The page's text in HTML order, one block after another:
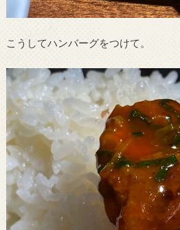
こうしてハンバーグをつけて。